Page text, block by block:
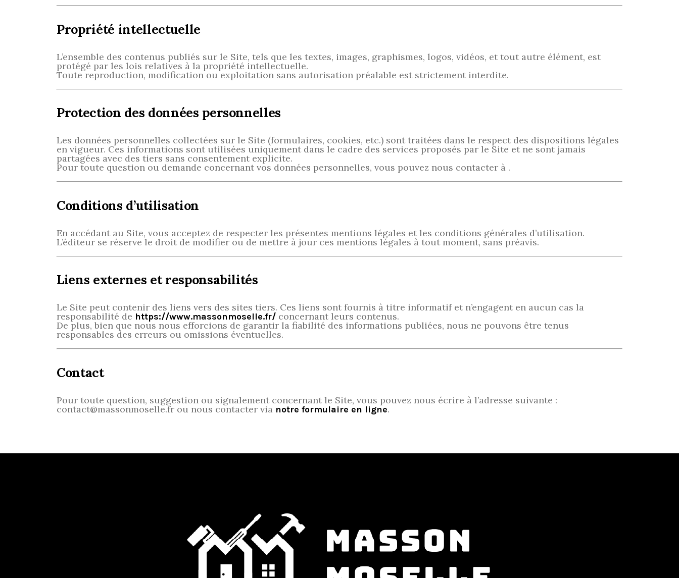
Propriété intellectuelle
L’ensemble des contenus publiés sur le Site, tels que les textes, images, graphismes, logos, vidéos, et tout autre élément, est
protégé par les lois relatives à la propriété intellectuelle.
Toute reproduction, modification ou exploitation sans autorisation préalable est strictement interdite.
Protection des données personnelles
Les données personnelles collectées sur le Site (formulaires, cookies, etc.) sont traitées dans le respect des dispositions légales
en vigueur. Ces informations sont utilisées uniquement dans le cadre des services proposés par le Site et ne sont jamais
partagées avec des tiers sans consentement explicite.
Pour toute question ou demande concernant vos données personnelles, vous pouvez nous contacter à .
Conditions d’utilisation
En accédant au Site, vous acceptez de respecter les présentes mentions légales et les conditions générales d’utilisation.
L’éditeur se réserve le droit de modifier ou de mettre à jour ces mentions légales à tout moment, sans préavis.
Liens externes et responsabilités
Le Site peut contenir des liens vers des sites tiers. Ces liens sont fournis à titre informatif et n’engagent en aucun cas la
responsabilité de https://www.massonmoselle.fr/ concernant leurs contenus.
De plus, bien que nous nous efforcions de garantir la fiabilité des informations publiées, nous ne pouvons être tenus
responsables des erreurs ou omissions éventuelles.
Contact
Pour toute question, suggestion ou signalement concernant le Site, vous pouvez nous écrire à l’adresse suivante :
contact@massonmoselle.fr ou nous contacter via notre formulaire en ligne.